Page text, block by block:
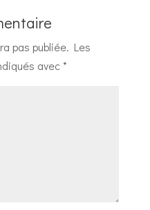
pas publiée. Les
avec*